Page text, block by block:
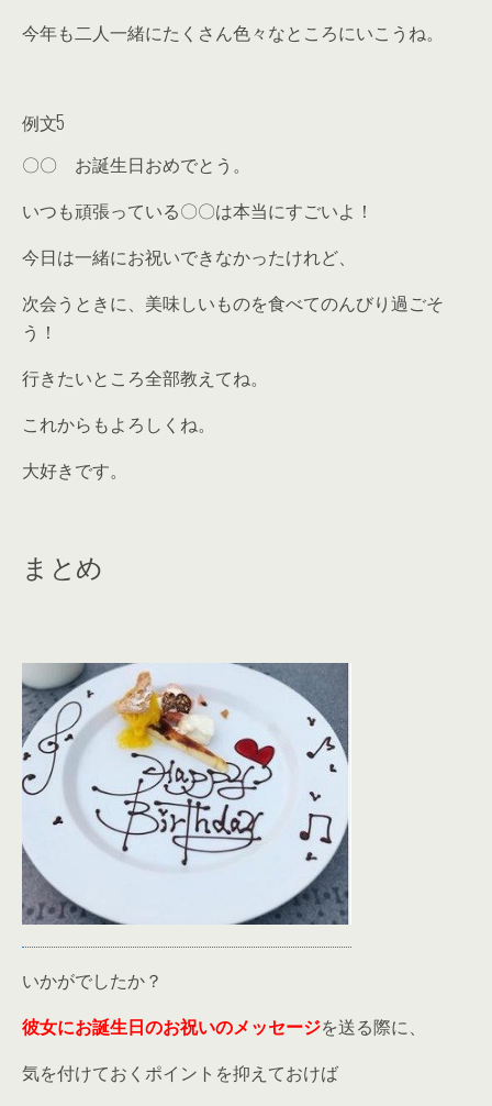
今年も二人一緒にたくさん色々なところにいこうね。
例文5
〇〇 お誕生日おめでとう。
いつも頑張っている〇〇は本当にすごいよ！
今日は一緒にお祝いできなかったけれど、
次会うときに、美味しいものを食べてのんびり過ごそ
う！
行きたいところ全部教えてね。
これからもよろしくね。
大好きです。
まとめ
いかがでしたか？
彼女にお誕生日のお祝いのメッセージを送る際に、
気を付けておくポイントを抑えておけば